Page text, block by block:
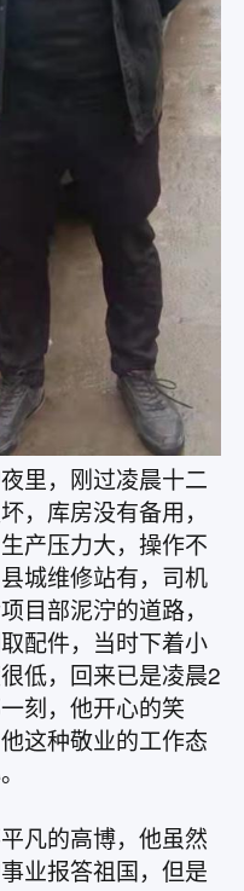
里，刚过凌晨十二
，库房没有备用，
产压力大，操作不
城维修站有，司机
目部泥泞的道路，
配件，当时下着小
低，回来已是凌晨2
刻，他开心的笑
这种敬业的工作态
凡的高博，他虽然
业报答祖国，但是